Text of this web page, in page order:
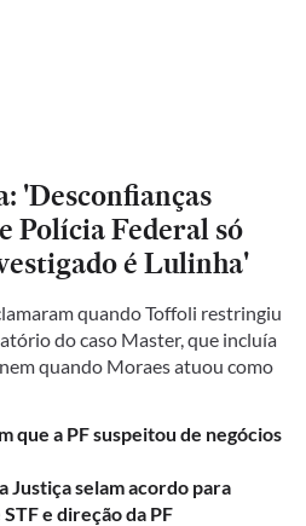
'Desconfianças
Polícia Federal só
é Lulinha'
quando Toffoli restringiu
do caso Master, que incluía
quando Moraes atuou como
que a PF suspeitou de negócios
Justiça selam acordo para
e direção da PF